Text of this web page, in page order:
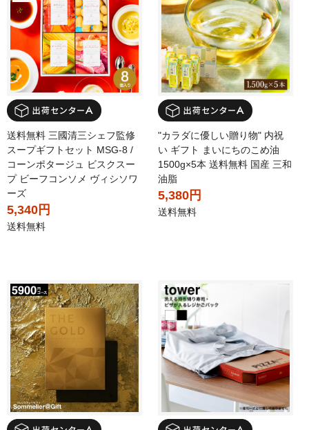
送料無料 三國清三シェフ監修
スープギフトセット MSG-8 /
コーンポタージュ ビスクスー
プ ビーフコンソメ ヴィシソワ
ーズ
5,340円
送料無料
"カラダに優しい贈り物" 内祝
い ギフト まいにちのこめ油
1500g×5本 送料無料 国産 三和
油脂
5,380円
送料無料